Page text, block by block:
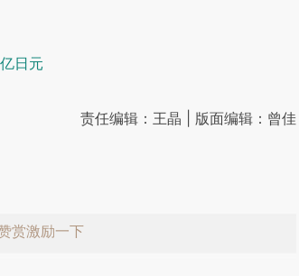
日元
责任编辑：王晶 | 版面编辑：曾佳
赏激励一下